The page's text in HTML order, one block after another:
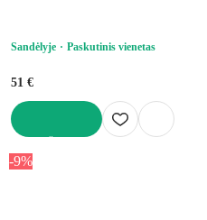
Sandėlyje Paskutinis vienetas
51 €
-9%